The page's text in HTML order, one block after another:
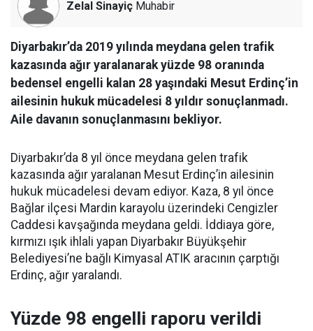
Zelal Sinayiç Muhabir
Diyarbakır’da 2019 yılında meydana gelen trafik
kazasında ağır yaralanarak yüzde 98 oranında
bedensel engelli kalan 28 yaşındaki Mesut Erdinç’in
ailesinin hukuk mücadelesi 8 yıldır sonuçlanmadı.
Aile davanın sonuçlanmasını bekliyor.
Diyarbakır’da 8 yıl önce meydana gelen trafik
kazasında ağır yaralanan Mesut Erdinç’in ailesinin
hukuk mücadelesi devam ediyor. Kaza, 8 yıl önce
Bağlar ilçesi Mardin karayolu üzerindeki Cengizler
Caddesi kavşağında meydana geldi. İddiaya göre,
kırmızı ışık ihlali yapan Diyarbakır Büyükşehir
Belediyesi’ne bağlı Kimyasal ATIK aracının çarptığı
Erdinç, ağır yaralandı.
Yüzde 98 engelli raporu verildi